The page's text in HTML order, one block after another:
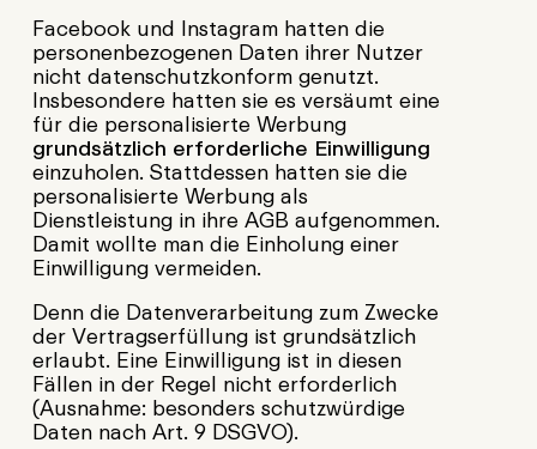
Facebook und Instagram hatten die
personenbezogenen Daten ihrer Nutzer
nicht datenschutzkonform genutzt.
Insbesondere hatten sie es versäumt eine
für die personalisierte Werbung
grundsätzlich erforderliche Einwilligung
einzuholen. Stattdessen hatten sie die
personalisierte Werbung als
Dienstleistung in ihre AGB aufgenommen.
Damit wollte man die Einholung einer
Einwilligung vermeiden.
Denn die Datenverarbeitung zum Zwecke
der Vertragserfüllung ist grundsätzlich
erlaubt. Eine Einwilligung ist in diesen
Fällen in der Regel nicht erforderlich
(Ausnahme: besonders schutzwürdige
Daten nach Art. 9 DSGVO).